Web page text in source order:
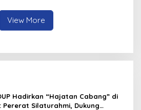
View More
Hadirkan “Hajatan Cabang” di
Pererat Silaturahmi, Dukung